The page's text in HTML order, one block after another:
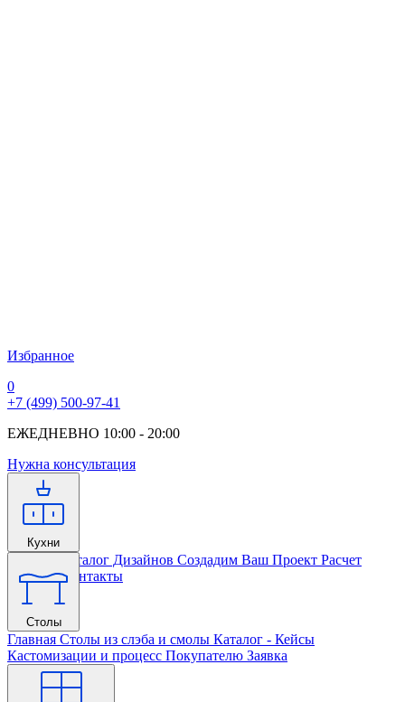
Избранное
0
+7 (499) 500-97-41
ЕЖЕДНЕВНО 10:00 - 20:00
Нужна консультация
Кухни
Главная Каталог Дизайнов Создадим Ваш Проект Расчет
Проекта Контакты
Столы
Главная Столы из слэба и смолы Каталог - Кейсы
Кастомизации и процесс Покупателю Заявка